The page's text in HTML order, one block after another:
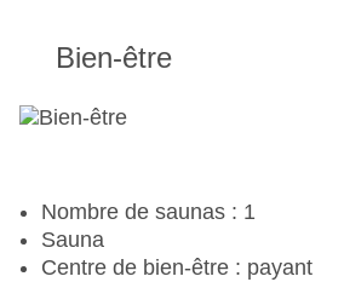
Bien-être
Nombre de saunas : 1
Sauna
Centre de bien-être : payant